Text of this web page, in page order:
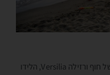
הריביירה הטוסקנית היא הכינוי של חוף ורזילה Versilia, הלידו